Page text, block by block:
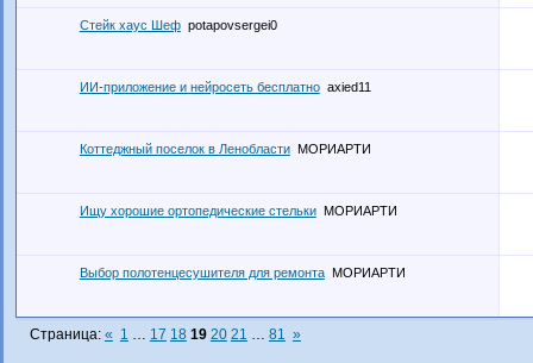
Стейк хаус Шеф potapovsergei0
ИИ-приложение и нейросеть бесплатно axied11
Коттеджный поселок в Ленобласти МОРИАРТИ
Ищу хорошие ортопедические стельки МОРИАРТИ
Выбор полотенцесушителя для ремонта МОРИАРТИ
Страница: « 1 … 17 18 19 20 21 … 81 »